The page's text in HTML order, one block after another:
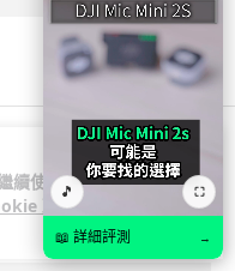
續使用
政
🎵 ⛶
📖 詳細評測 →